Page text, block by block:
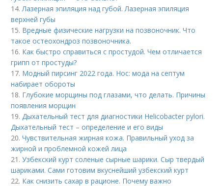
14.Лазерная эпиляция над губой. Лазерная эпиляция
верхней губы
15. Вредные физические нагрузки на позвоночник. Что
такое остеохондроз позвоночника.
16. Как быстро справиться с простудой. Чем отличается
грипп от простуды?
17. Модный пирсинг 2022 года. Нос: мода на септум
набирает обороты
18. Глубокие морщины под глазами, что делать. Причины
появления морщин
19.Дыхательный тест для диагностики Helicobacter pylori.
Дыхательный тест – определение и его виды
20.Чувствительная жирная кожа. Правильный уход за
жирной и проблемной кожей лица
21.Узбекский курт соленые сырные шарики. Сыр твердый
шариками. Сами готовим вкуснейший узбекский курт
22. Как снизить сахар в рационе. Почему важно